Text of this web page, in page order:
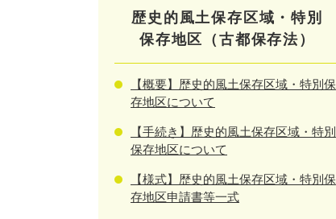
歴史的風土保存区域・特別
保存地区（古都保存法）
【概要】歴史的風土保存区域・特別保
存地区について
【手続き】歴史的風土保存区域・特別
保存地区について
【様式】歴史的風土保存区域・特別保
存地区申請書等一式